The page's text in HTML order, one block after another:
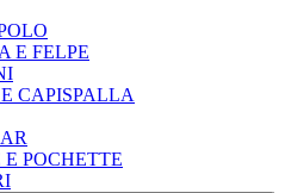
E FELPE
CAPISPALLA
E POCHETTE